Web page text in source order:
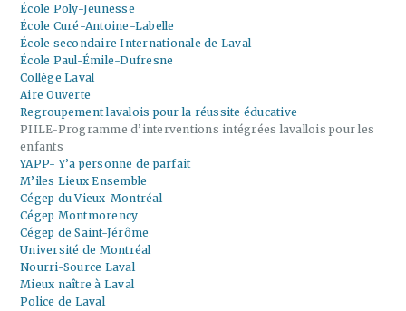
École Poly-Jeunesse
École Curé-Antoine-Labelle
École secondaire Internationale de Laval
École Paul-Émile-Dufresne
Collège Laval
Aire Ouverte
Regroupement lavalois pour la réussite éducative
PIILE-Programme d’interventions intégrées lavallois pour les
enfants
YAPP- Y’a personne de parfait
M’iles Lieux Ensemble
Cégep du Vieux-Montréal
Cégep Montmorency
Cégep de Saint-Jérôme
Université de Montréal
Nourri-Source Laval
Mieux naître à Laval
Police de Laval